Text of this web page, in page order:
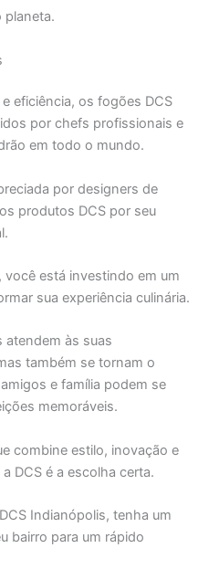
planeta.
eficiência, os fogões DCS
por chefs profissionais e
em todo o mundo.
por designers de
produtos DCS por seu
você está investindo em um
sua experiência culinária.
atendem às suas
também se tornam o
e família podem se
memoráveis.
combine estilo, inovação e
DCS é a escolha certa.
Indianópolis, tenha um
bairro para um rápido